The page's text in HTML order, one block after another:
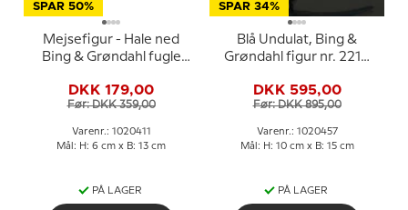
SPAR 50%
Mejsefigur - Hale ned
Bing & Grøndahl fugle
DKK 179,00
Før: DKK 359,00
Varenr.: 1020411
Mål: H: 6 cm x B: 13 cm
PÅ LAGER
SPAR 34%
Blå Undulat, Bing &
Grøndahl figur nr. 2210
DKK 595,00
Før: DKK 895,00
Varenr.: 1020457
Mål: H: 10 cm x B: 15 cm
PÅ LAGER